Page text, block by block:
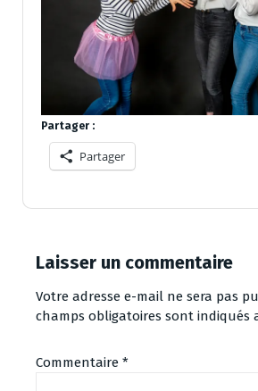
Partager :
Partager
Laisser un commentaire
Votre adresse e-mail ne sera pas
champs obligatoires sont indiqués
Commentaire *